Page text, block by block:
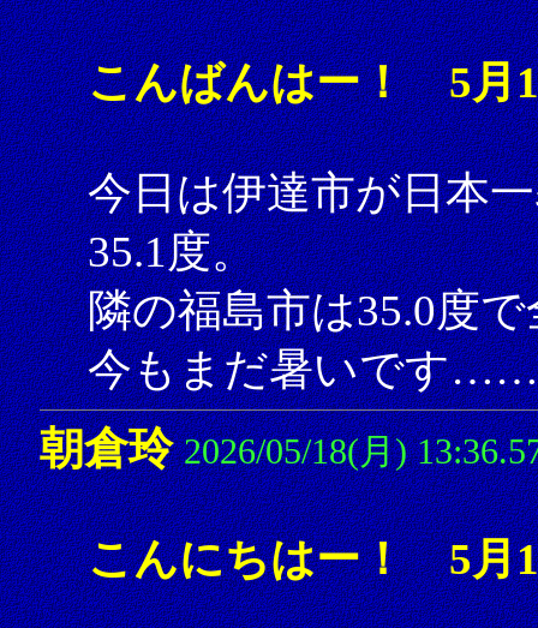
こんばんはー！ 5月
今日は伊達市が日本
35.1度。
隣の福島市は35.0度
今もまだ暑いです
朝倉玲 2026/05/18(月)
こんにちはー！ 5月